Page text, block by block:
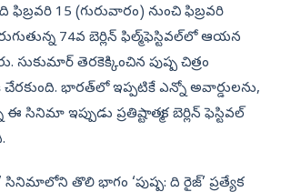
15 (గురువారం) నుంచి ఫిబ్రవరి
74వ బెర్లిన్‌ ఫిల్మ్‌ ఫెస్టివల్‌లో ఆయన
తెరకెక్కించిన పుష్ప చిత్రం
భారత్‌లో ఇప్పటికే ఎన్నో అవార్డులను,
ఈ సినిమా ఇప్పుడు ప్రతిష్టాత్మక బెర్లిన్ ఫెస్టివల్​
సినిమాలోని తొలి భాగం ‘పుష్ప: ది రైజ్‌’ ప్రత్యేక